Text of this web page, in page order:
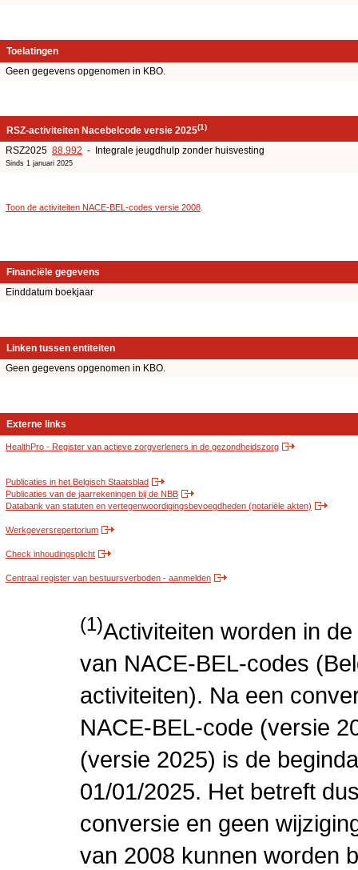
Toelatingen
Geen gegevens opgenomen in KBO.
RSZ-activiteiten Nacebelcode versie 2025(1)
RSZ2025 88.992 - Integrale jeugdhulp zonder huisvesting
Sinds 1 januari 2025
Toon de activiteiten NACE-BEL-codes versie 2008
Financiële gegevens
Einddatum boekjaar
Linken tussen entiteiten
Geen gegevens opgenomen in KBO.
Externe links
HealthPro - Register van actieve zorgverleners in de gezondheidszorg
Publicaties in het Belgisch Staatsblad
Publicaties van de jaarrekeningen bij de NBB
Databank van statuten en vertegenwoordigingsbevoegdheden (notariële akten)
Werkgeversrepertorium
Check inhoudingsplicht
Centraal register van bestuursverboden - aanmelden
(1)Activiteiten worden in
van NACE-BEL-codes
activiteiten). Na een
NACE-BEL-code (versie
(versie 2025) is de
01/01/2025. Het betreft
conversie en geen
van 2008 kunnen worden